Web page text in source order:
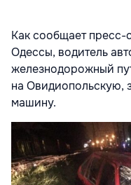
Как сообщает
Одессы, водитель
железнодорожный
на Овидиопольскую,
машину.